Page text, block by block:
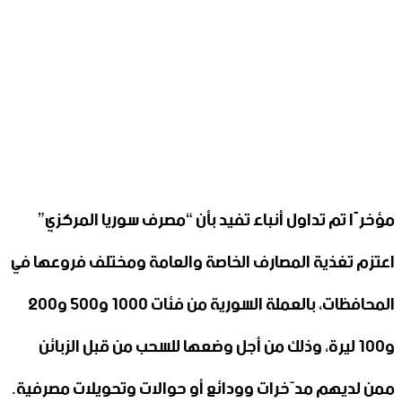
مؤخرًا تم تداول أنباء تفيد بأن “مصرف سوريا المركزي”
اعتزم تغذية المصارف الخاصة والعامة ومختلف فروعها في
المحافظات، بالعملة السورية من فئات 1000 و500 و200
و100 ليرة، وذلك من أجل وضعها للسحب من قبل الزبائن
ممن لديهم مدّخرات وودائع أو حوالات وتحويلات مصرفية.